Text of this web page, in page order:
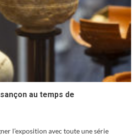
au temps de
l’exposition avec toute une série